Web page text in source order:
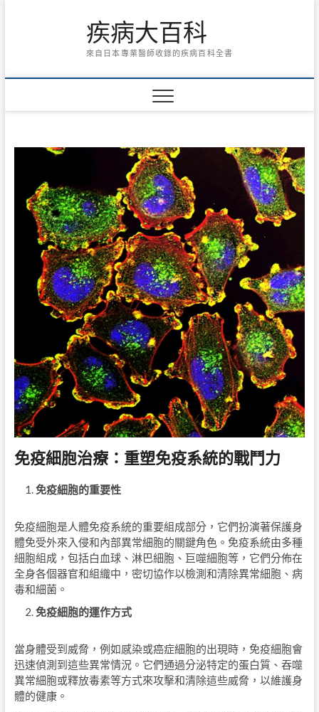
疾病大百科
來自日本專業醫師收錄的疾病百科全書
免疫細胞治療：重塑免疫系統的戰鬥力
免疫細胞的重要性
免疫細胞是人體免疫系統的重要組成部分，它們扮演著保護身
體免受外來入侵和內部異常細胞的關鍵角色。免疫系統由多種
細胞組成，包括白血球、淋巴細胞、巨噬細胞等，它們分佈在
全身各個器官和組織中，密切協作以檢測和清除異常細胞、病
毒和細菌。
免疫細胞的運作方式
當身體受到威脅，例如感染或癌症細胞的出現時，免疫細胞會
迅速偵測到這些異常情況。它們通過分泌特定的蛋白質、吞噬
異常細胞或釋放毒素等方式來攻擊和清除這些威脅，以維護身
體的健康。